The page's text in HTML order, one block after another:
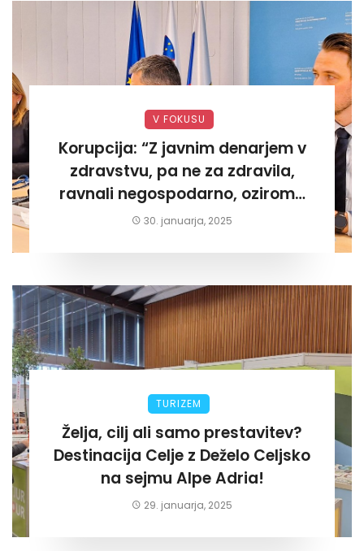
V FOKUSU
Korupcija: “Z javnim denarjem v
zdravstvu, pa ne za zdravila,
ravnali negospodarno, oziroma
za lastni žep. Tokrat na Žalskem«
30. januarja, 2025
TURIZEM
Želja, cilj ali samo prestavitev?
Destinacija Celje z Deželo Celjsko
na sejmu Alpe Adria!
29. januarja, 2025